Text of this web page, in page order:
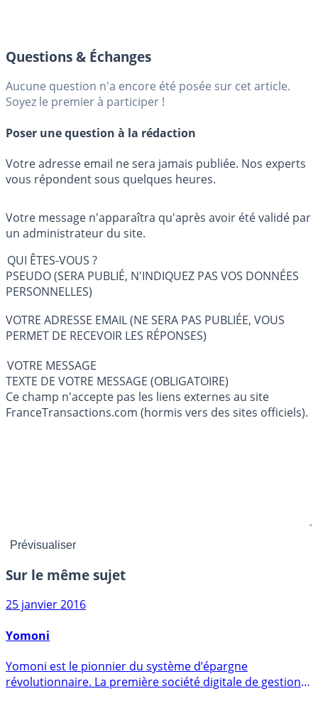
Questions & Échanges
Aucune question n'a encore été posée sur cet article.
Soyez le premier à participer !
Poser une question à la rédaction
Votre adresse email ne sera jamais publiée. Nos experts
vous répondent sous quelques heures.
Votre message n'apparaîtra qu'après avoir été validé par
un administrateur du site.
QUI ÊTES-VOUS ?
PSEUDO (SERA PUBLIÉ, N'INDIQUEZ PAS VOS DONNÉES
PERSONNELLES)
VOTRE ADRESSE EMAIL (NE SERA PAS PUBLIÉE, VOUS
PERMET DE RECEVOIR LES RÉPONSES)
VOTRE MESSAGE
TEXTE DE VOTRE MESSAGE (OBLIGATOIRE)
Ce champ n'accepte pas les liens externes au site
FranceTransactions.com (hormis vers des sites officiels).
Sur le même sujet
25 janvier 2016
Yomoni